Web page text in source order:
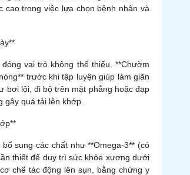
trong việc lựa chọn bệnh nhân và
vai trò không thể thiếu. **Chườm
trước khi tập luyện giúp làm giãn
bơi lội, đi bộ trên mặt phẳng hoặc đạp
quá tải lên khớp.
sung các chất như **Omega-3** (có
thiết để duy trì sức khỏe xương dưới
chế tác động lên sụn, bằng chứng y